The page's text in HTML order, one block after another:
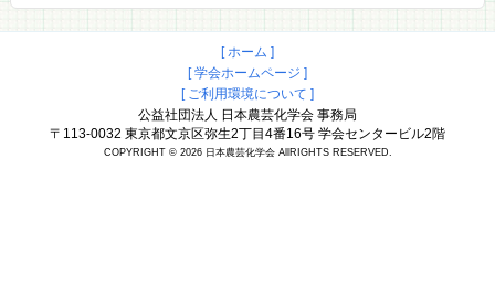
[ ホーム ]
[ 学会ホームページ ]
[ ご利用環境について ]
公益社団法人 日本農芸化学会 事務局
〒113-0032 東京都文京区弥生2丁目4番16号 学会センタービル2階
COPYRIGHT © 2026 日本農芸化学会 AllRIGHTS RESERVED.